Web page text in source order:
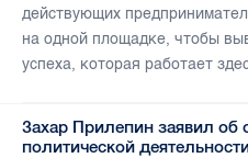
действующих
на одной площадке, чтобы
успеха, которая работает
Захар Прилепин заявил об
политической